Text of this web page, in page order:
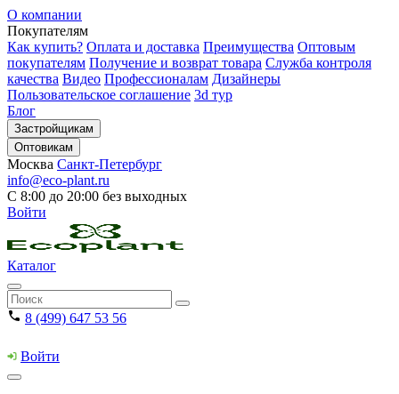
О компании
Покупателям
Как купить? Оплата и доставка Преимущества Оптовым
покупателям Получение и возврат товара Служба контроля
качества Видео Профессионалам Дизайнеры
Пользовательское соглашение 3d тур
Блог
Застройщикам
Оптовикам
Москва Санкт-Петербург
info@eco-plant.ru
С 8:00 до 20:00 без выходных
Войти
Каталог
8 (499) 647 53 56
Войти